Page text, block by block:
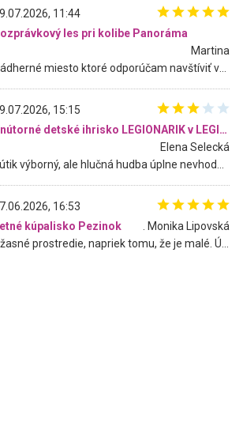
11:44
les pri kolibe Panoráma
Martina
15:15
Vnútorné detské ihrisko LEGIONARIK v LEGIA Fitness
Elena Selecká
16:53
kúpalisko Pezinok
. Monika Lipovská